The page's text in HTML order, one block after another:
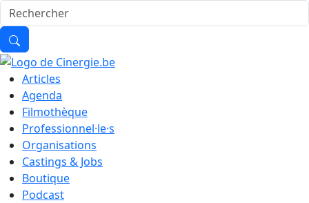
Articles
Agenda
Filmothèque
Professionnel·le·s
Organisations
Castings & Jobs
Boutique
Podcast